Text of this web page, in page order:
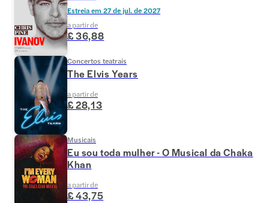
Estreia em 27 de jul. de 2027
a partir de
£ 36,88
Concertos teatrais
The Elvis Years
a partir de
£ 28,13
Musicais
Eu sou toda mulher - O Musical da Chaka
Khan
a partir de
£ 43,75